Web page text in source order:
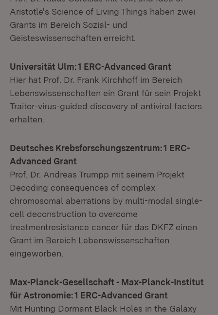
Aristotle's Science of Living Things haben zwei
Grants im Bereich Sozial- und
Geisteswissenschaften erreicht.
Universität Ulm: 1 ERC-Advanced Grant
Hier hat Prof. Dr. Frank Kirchhoff im Bereich
Lebenswissenschaften ein Grant für sein Projekt
Traitor-virus-guided discovery of antiviral factors
erhalten.
Deutsches Krebsforschungszentrum: 1 ERC-
Advanced Grant
Prof. Dr. Andreas Trumpp mit seinem Projekt
Decoding consequences of complex
chromosomal aberrations by multi-modal single-
cell deconstruction to overcome
treatmentresistance cancer für das DKFZ einen
Grant im Bereich Lebenswissenschaften
eingeworben.
Max-Planck-Gesellschaft - Max-Planck-Institut
für Astronomie: 1 ERC-Advanced Grant
Mit Hunting Dormant Black Holes in the Galaxy